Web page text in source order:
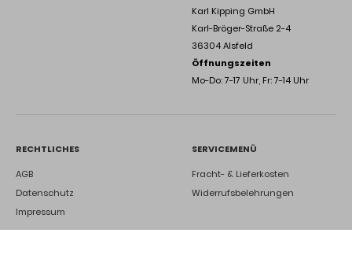
Karl Kipping GmbH
Karl-Bröger-Straße 2-4
36304 Alsfeld
Öffnungszeiten
Mo-Do: 7-17 Uhr, Fr: 7-14 Uhr
RECHTLICHES
AGB
Datenschutz
Impressum
SERVICEMENÜ
Fracht- & Lieferkosten
Widerrufsbelehrungen